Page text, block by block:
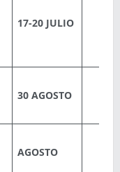
17-20 JULIO
30 AGOSTO
AGOSTO